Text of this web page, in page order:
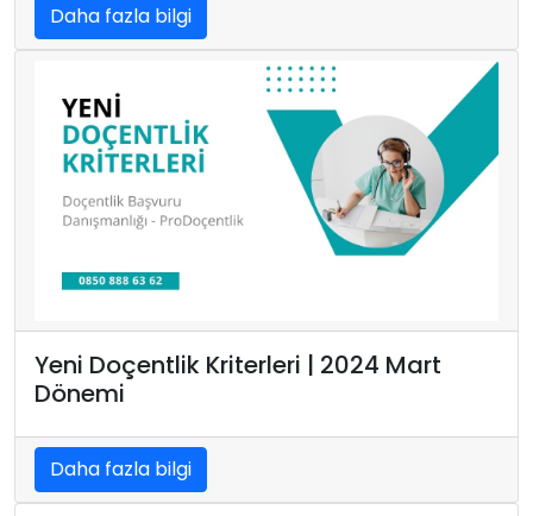
Daha fazla bilgi
Yeni Doçentlik Kriterleri | 2024 Mart
Dönemi
Daha fazla bilgi